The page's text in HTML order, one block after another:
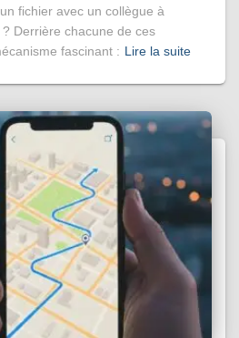
fichier avec un collègue à
? Derrière chacune de ces
fascinant : Lire la suite